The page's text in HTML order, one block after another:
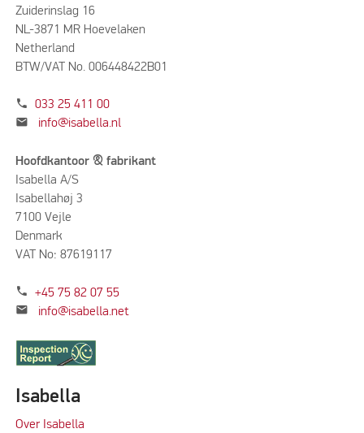
Zuiderinslag 16
NL-3871 MR Hoevelaken
Netherland
BTW/VAT No. 006448422B01
phone 033 25 411 00
mail info@isabella.nl
Hoofdkantoor & fabrikant
Isabella A/S
Isabellahøj 3
7100 Vejle
Denmark
VAT No: 87619117
phone +45 75 82 07 55
mail info@isabella.net
Isabella
Over Isabella